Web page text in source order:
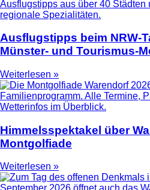
Ausflugstipps beim NRW-
Münster- und Tourismus-
Weiterlesen »
Himmelsspektakel über
Montgolfiade
Weiterlesen »